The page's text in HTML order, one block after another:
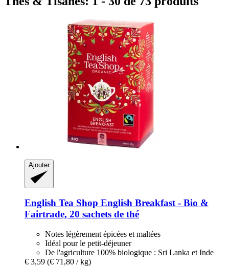
Ajouter
English Tea Shop English Breakfast -​ Bio &
Fairtrade, 20 sachets de thé
Notes légèrement épicées et maltées
Idéal pour le petit-déjeuner
De l'agriculture 100% biologique : Sri Lanka et Inde
€ 3,59 (€ 71,80 / kg)